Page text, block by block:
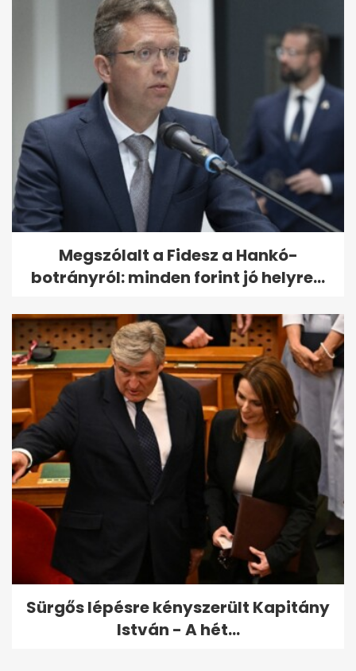
Megszólalt a Fidesz a Hankó-
botrányról: minden forint jó helyre...
Sürgős lépésre kényszerült Kapitány
István - A hét...